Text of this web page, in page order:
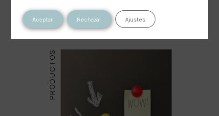
producto
PRODUCTOS
Aceptar Rechazar Ajustes